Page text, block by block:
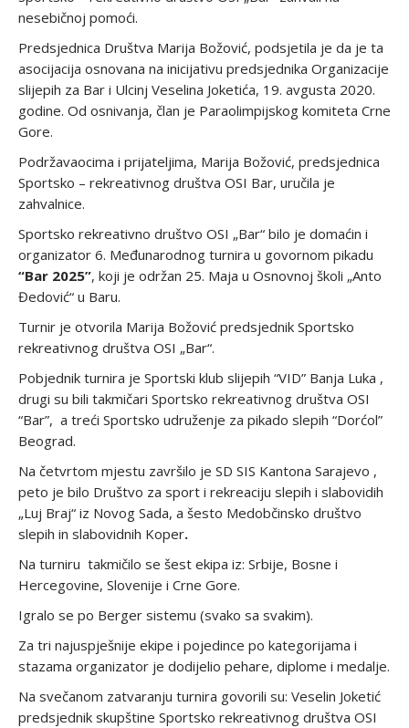
nesebičnoj pomoći.
Predsjednica Društva Marija Božović, podsjetila je da je ta
asocijacija osnovana na inicijativu predsjednika Organizacije
slijepih za Bar i Ulcinj Veselina Joketića, 19. avgusta 2020.
godine. Od osnivanja, član je Paraolimpijskog komiteta Crne
Gore.
Podržavaocima i prijateljima, Marija Božović, predsjednica
Sportsko – rekreativnog društva OSI Bar, uručila je
zahvalnice.
Sportsko rekreativno društvo OSI „Bar“ bilo je domaćin i
organizator 6. Međunarodnog turnira u govornom pikadu
“Bar 2025”, koji je održan 25. Maja u Osnovnoj školi „Anto
Đedović“ u Baru.
Turnir je otvorila Marija Božović predsjednik Sportsko
rekreativnog društva OSI „Bar“.
Pobjednik turnira je Sportski klub slijepih “VID” Banja Luka ,
drugi su bili takmičari Sportsko rekreativnog društva OSI
“Bar”, a treći Sportsko udruženje za pikado slepih “Dorćol”
Beograd.
Na četvrtom mjestu završilo je SD SIS Kantona Sarajevo ,
peto je bilo Društvo za sport i rekreaciju slepih i slabovidih
„Luj Braj“ iz Novog Sada, a šesto Medobčinsko društvo
slepih in slabovidnih Koper.
Na turniru takmičilo se šest ekipa iz: Srbije, Bosne i
Hercegovine, Slovenije i Crne Gore.
Igralo se po Berger sistemu (svako sa svakim).
Za tri najuspješnije ekipe i pojedince po kategorijama i
stazama organizator je dodijelio pehare, diplome i medalje.
Na svečanom zatvaranju turnira govorili su: Veselin Joketić
predsjednik skupštine Sportsko rekreativnog društva OSI